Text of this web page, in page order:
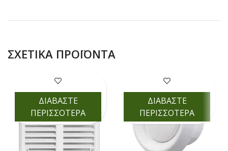
ΣΧΕΤΙΚΆ ΠΡΟΪΌΝΤΑ
ΔΙΑΒΑΣΤΕ
ΠΕΡΙΣΣΟΤΕΡΑ
ΔΙΑΒΑΣΤΕ
ΠΕΡΙΣΣΟΤΕΡΑ